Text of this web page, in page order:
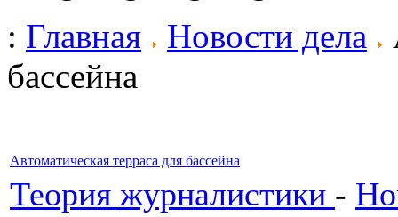
: Главная Новости дела
бассейна
Автоматическая терраса для бассейна
Теория журналистики -